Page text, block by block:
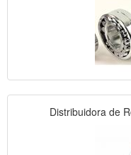
Distribuidora de